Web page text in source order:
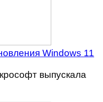
Windows 11
выпускала